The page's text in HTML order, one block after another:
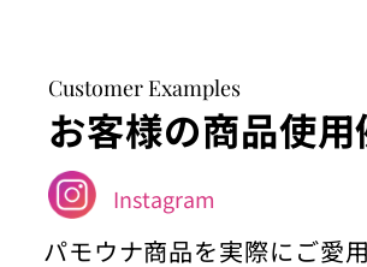
Customer Examples
お客様の商品使用
Instagram
パモウナ商品を実際にご愛